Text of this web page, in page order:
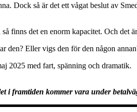
Dock så är det ett vågat beslut av
finns det en enorm kapacitet. Och det
den? Eller vigs den för den någon
2025 med fart, spänning och dramatik.
framtiden kommer vara under